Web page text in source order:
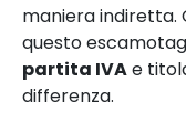
maniera indiretta.
questo
partita IVAe
differenza.